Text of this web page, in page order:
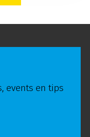
events en tips